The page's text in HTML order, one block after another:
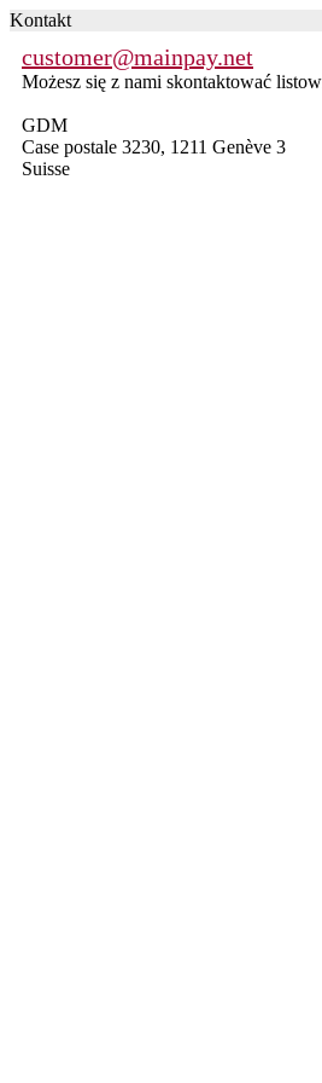
Kontakt
customer@mainpay.net
Możesz się z nami skontaktować
GDM
Case postale 3230, 1211 Genève 3
Suisse